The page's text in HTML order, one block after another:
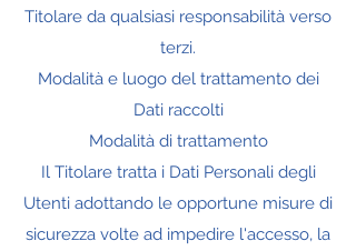
Titolare da qualsiasi responsabilità verso
terzi.
Modalità e luogo del trattamento dei
Dati raccolti
Modalità di trattamento
Il Titolare tratta i Dati Personali degli
Utenti adottando le opportune misure di
sicurezza volte ad impedire l'accesso, la